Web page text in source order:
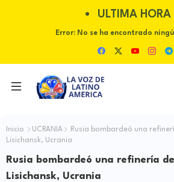
ULTIMA HORA
Error:No se ha encontrado
Inicio UCRANIA
Rusia bombardeó una
Lisichansk, Ucrania
Rusia bombardeó una refinería
Lisichansk, Ucrania